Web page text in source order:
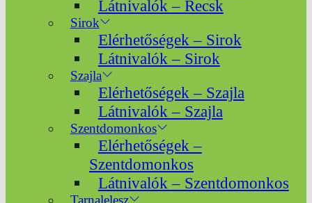
Látnivalók – Recsk
Sirok
Elérhetőségek – Sirok
Látnivalók – Sirok
Szajla
Elérhetőségek – Szajla
Látnivalók – Szajla
Szentdomonkos
Elérhetőségek –
Szentdomonkos
Látnivalók – Szentdomonkos
Tarnalelesz